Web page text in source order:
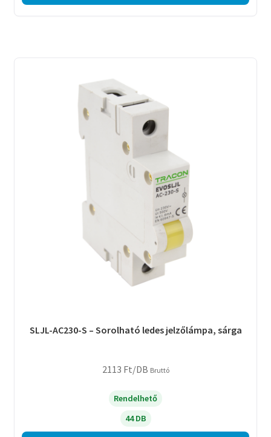
SLJL-AC230-S – Sorolható ledes jelzőlámpa, sárga
2113 Ft/DB Bruttó
Rendelhető
44 DB